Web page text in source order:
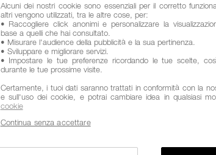
Aggiungi
carrello
Azioni
Alcuni dei nostri cookie sono essenziali per il corretto
altri vengono utilizzati, tra le altre cose, per:
• Raccogliere click anonimi e personalizzare la
base a quelli che hai consultato.
• Misurare l'audience della pubblicità e la sua pertinenza.
• Sviluppare e migliorare servizi.
• Impostare le tue preferenze ricordando le tue scelte,
durante le tue prossime visite.
Certamente, i tuoi dati saranno trattati in conformità con la
e sull'uso dei cookie, e potrai cambiare idea in qualsiasi
cookie
Continua senza accettare